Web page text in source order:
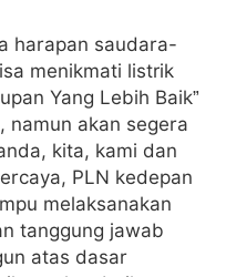
harapan saudara-
menikmati listrik
Yang Lebih Baik”
namun akan segera
kita, kami dan
PLN kedepan
melaksanakan
tanggung jawab
atas dasar